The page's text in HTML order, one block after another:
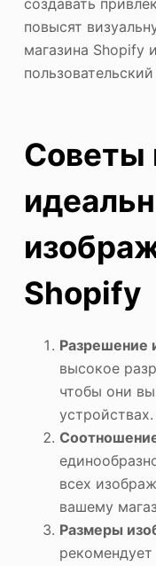
создавать
повысят
магазина Shopify
Советы
Shopify
Разрешение
высокое
чтобы они
устройствах.
всех
вашему
Размеры